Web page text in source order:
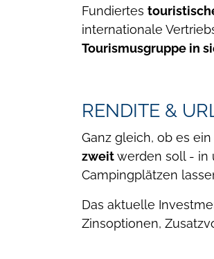
Fundiertes
internationale
Tourismusgruppe in
RENDITE &
Ganz gleich, ob es ein
zweitwerden soll - in
Campingplätzen
Das aktuelle
Zinsoptionen,